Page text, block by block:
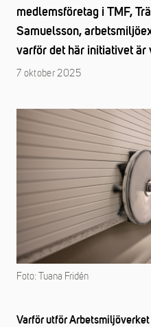
medlemsföretag i TMF,
Samuelsson,
varför det här initiativet är
7 oktober 2025
Foto: Tuana Fridén
Varför utför